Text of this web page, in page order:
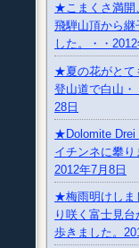
★こまくさ満開
飛騨山頂から継
した。・・
★夏の花がとて
登山道で白山・
28日
★Dolomite Drei
イチンネに攀り
2012年7月8日
★梅雨明けしま
り咲く富士見
歩きました。